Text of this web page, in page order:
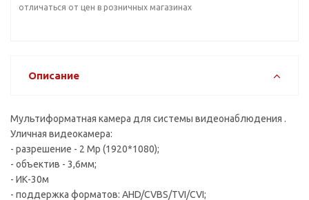
отличаться от цен в розничных магазинах
Описание
Мультиформатная камера для системы видеонаблюдения .
Уличная видеокамера:
- разрешение - 2 Mp (1920*1080);
- объектив - 3,6мм;
- ИК-30м
- поддержка форматов: AHD/CVBS/TVI/CVI;